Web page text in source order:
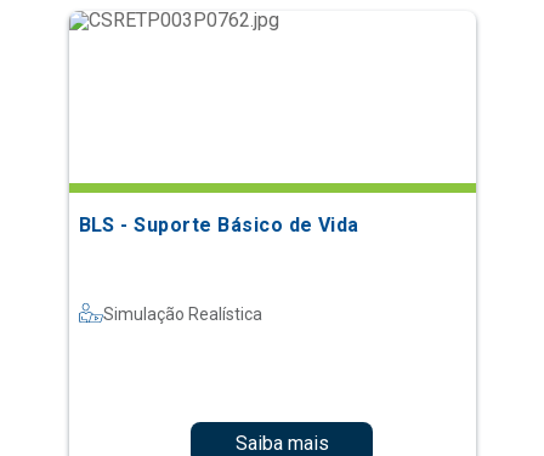
BLS - Suporte Básico de Vida
Simulação Realística
Saiba mais